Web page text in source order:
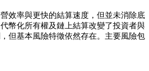
效率與更快的結算速度，但並未消除底
幣化所有權及鏈上結算改變了投資者與
但基本風險特徵依然存在。主要風險包